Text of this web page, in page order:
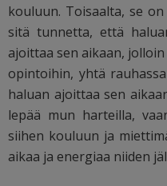
kouluun. Toisaalta, se
sitä tunnetta, että
ajoittaa sen aikaan,
opintoihin, yhtä
haluan ajoittaa sen
lepää mun harteilla,
siihen kouluun ja
aikaa ja energiaa niiden